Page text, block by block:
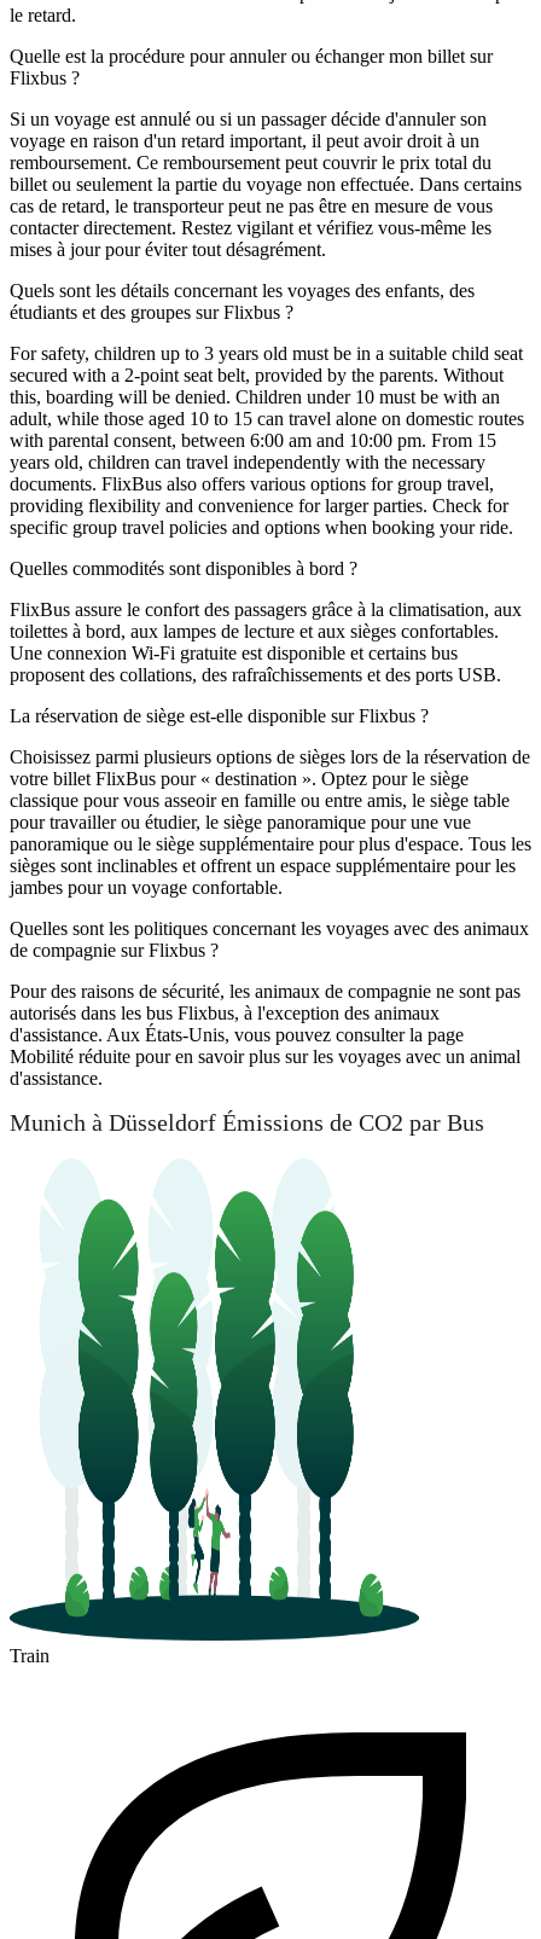
le retard.
Quelle est la procédure pour annuler ou échanger mon billet sur
Flixbus ?
Si un voyage est annulé ou si un passager décide d'annuler son
voyage en raison d'un retard important, il peut avoir droit à un
remboursement. Ce remboursement peut couvrir le prix total du
billet ou seulement la partie du voyage non effectuée. Dans certains
cas de retard, le transporteur peut ne pas être en mesure de vous
contacter directement. Restez vigilant et vérifiez vous-même les
mises à jour pour éviter tout désagrément.
Quels sont les détails concernant les voyages des enfants, des
étudiants et des groupes sur Flixbus ?
For safety, children up to 3 years old must be in a suitable child seat
secured with a 2-point seat belt, provided by the parents. Without
this, boarding will be denied. Children under 10 must be with an
adult, while those aged 10 to 15 can travel alone on domestic routes
with parental consent, between 6:00 am and 10:00 pm. From 15
years old, children can travel independently with the necessary
documents. FlixBus also offers various options for group travel,
providing flexibility and convenience for larger parties. Check for
specific group travel policies and options when booking your ride.
Quelles commodités sont disponibles à bord ?
FlixBus assure le confort des passagers grâce à la climatisation, aux
toilettes à bord, aux lampes de lecture et aux sièges confortables.
Une connexion Wi-Fi gratuite est disponible et certains bus
proposent des collations, des rafraîchissements et des ports USB.
La réservation de siège est-elle disponible sur Flixbus ?
Choisissez parmi plusieurs options de sièges lors de la réservation de
votre billet FlixBus pour « destination ». Optez pour le siège
classique pour vous asseoir en famille ou entre amis, le siège table
pour travailler ou étudier, le siège panoramique pour une vue
panoramique ou le siège supplémentaire pour plus d'espace. Tous les
sièges sont inclinables et offrent un espace supplémentaire pour les
jambes pour un voyage confortable.
Quelles sont les politiques concernant les voyages avec des animaux
de compagnie sur Flixbus ?
Pour des raisons de sécurité, les animaux de compagnie ne sont pas
autorisés dans les bus Flixbus, à l'exception des animaux
d'assistance. Aux États-Unis, vous pouvez consulter la page
Mobilité réduite pour en savoir plus sur les voyages avec un animal
d'assistance.
Munich à Düsseldorf Émissions de CO2 par Bus
Train